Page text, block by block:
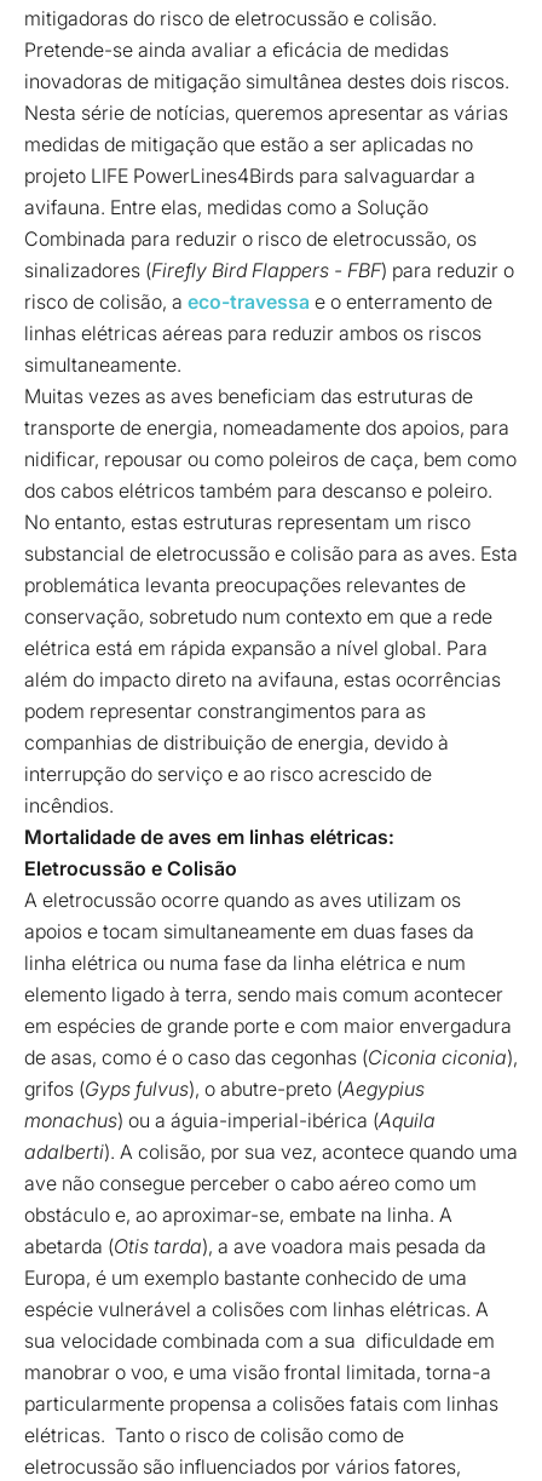
mitigadoras do risco de eletrocussão e colisão.
Pretende-se ainda avaliar a eficácia de medidas
inovadoras de mitigação simultânea destes dois riscos.
Nesta série de notícias, queremos apresentar as várias
medidas de mitigação que estão a ser aplicadas no
projeto LIFE PowerLines4Birds para salvaguardar a
avifauna. Entre elas, medidas como a Solução
Combinada para reduzir o risco de eletrocussão, os
sinalizadores (Firefly Bird Flappers - FBF) para reduzir o
risco de colisão, a eco-travessa e o enterramento de
linhas elétricas aéreas para reduzir ambos os riscos
simultaneamente.
Muitas vezes as aves beneficiam das estruturas de
transporte de energia, nomeadamente dos apoios, para
nidificar, repousar ou como poleiros de caça, bem como
dos cabos elétricos também para descanso e poleiro.
No entanto, estas estruturas representam um risco
substancial de eletrocussão e colisão para as aves. Esta
problemática levanta preocupações relevantes de
conservação, sobretudo num contexto em que a rede
elétrica está em rápida expansão a nível global. Para
além do impacto direto na avifauna, estas ocorrências
podem representar constrangimentos para as
companhias de distribuição de energia, devido à
interrupção do serviço e ao risco acrescido de
incêndios.
Mortalidade de aves em linhas elétricas:
Eletrocussão e Colisão
A eletrocussão ocorre quando as aves utilizam os
apoios e tocam simultaneamente em duas fases da
linha elétrica ou numa fase da linha elétrica e num
elemento ligado à terra, sendo mais comum acontecer
em espécies de grande porte e com maior envergadura
de asas, como é o caso das cegonhas (Ciconia ciconia),
grifos (Gyps fulvus), o abutre-preto (Aegypius
monachus) ou a águia-imperial-ibérica (Aquila
adalberti). A colisão, por sua vez, acontece quando uma
ave não consegue perceber o cabo aéreo como um
obstáculo e, ao aproximar-se, embate na linha. A
abetarda (Otis tarda), a ave voadora mais pesada da
Europa, é um exemplo bastante conhecido de uma
espécie vulnerável a colisões com linhas elétricas. A
sua velocidade combinada com a sua dificuldade em
manobrar o voo, e uma visão frontal limitada, torna-a
particularmente propensa a colisões fatais com linhas
elétricas. Tanto o risco de colisão como de
eletrocussão são influenciados por vários fatores,